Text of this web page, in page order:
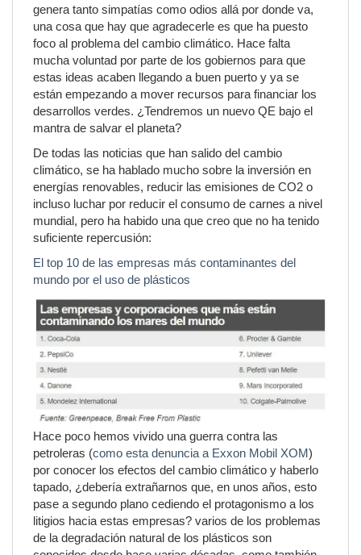
genera tanto simpatías como odios allá por donde va,
una cosa que hay que agradecerle es que ha puesto
foco al problema del cambio climático. Hace falta
mucha voluntad por parte de los gobiernos para que
estas ideas acaben llegando a buen puerto y ya se
están empezando a mover recursos para financiar los
desarrollos verdes. ¿Tendremos un nuevo QE bajo el
mantra de salvar el planeta?
De todas las noticias que han salido del cambio
climático, se ha hablado mucho sobre la inversión en
energías renovables, reducir las emisiones de CO2 o
incluso luchar por reducir el consumo de carnes a nivel
mundial, pero ha habido una que creo que no ha tenido
suficiente repercusión:
El top 10 de las empresas más contaminantes del
mundo por el uso de plásticos
Hace poco hemos vivido una guerra contra las
petroleras (como esta denuncia a Exxon Mobil XOM)
por conocer los efectos del cambio climático y haberlo
tapado, ¿debería extrañarnos que, en unos años, esto
pase a segundo plano cediendo el protagonismo a los
litigios hacia estas empresas? varios de los problemas
de la degradación natural de los plásticos son